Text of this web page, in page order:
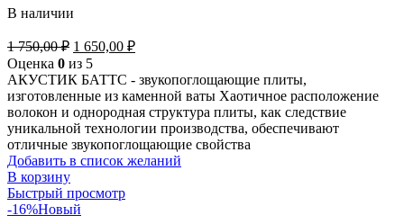
В наличии
1 750,00₽ 1 650,00 ₽
Оценка 0 из 5
АКУСТИК БАТТС - звукопоглощающие плиты,
изготовленные из каменной ваты Хаотичное расположение
волокон и однородная структура плиты, как следствие
уникальной технологии производства, обеспечивают
отличные звукопоглощающие свойства
Добавить в список желаний
В корзину
Быстрый просмотр
-16%Новый